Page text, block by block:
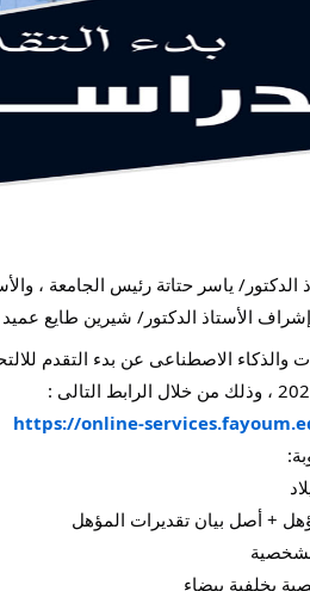
الدكتور/ ياسر حتاتة رئيس الجامعة ،
الأستاذ الدكتور/ شيرين طايع عميد
والذكاء الاصطناعى عن بدء التقدم
https://online-
+ أصل بيان تقديرات المؤهل